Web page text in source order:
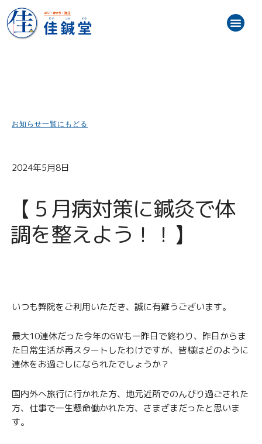
容
メ
ニ
お知らせ一覧にもどる
2024年5月8日
【５月病対策に鍼灸で体
調を整えよう！！】
いつも弊院をご利用いただき、誠に有難うございます。
最大10連休だった今年のGWも一昨日で終わり、昨日からま
た日常生活が再スタートしたわけですが、皆様はどのように
連休をお過ごしになられたでしょうか？
国内外へ旅行に行かれた方、地元近所でのんびり過ごされた
方、仕事で一生懸命働かれた方、さまざまだったと思いま
す。